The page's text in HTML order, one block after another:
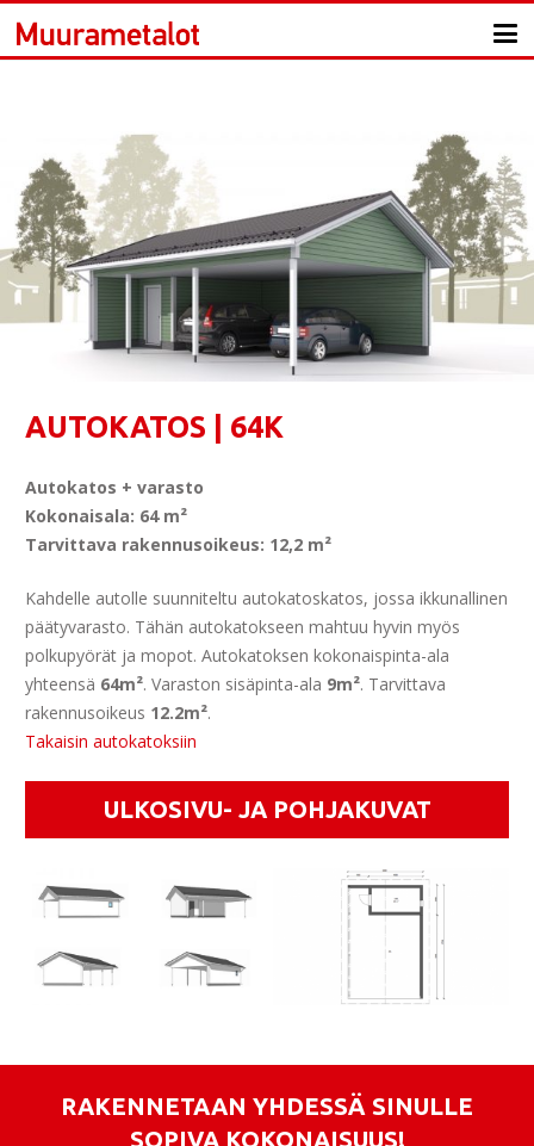
AUTOKATOS | 64K
Autokatos + varasto
Kokonaisala: 64 m²
Tarvittava rakennusoikeus: 12,2 m²
Kahdelle autolle suunniteltu autokatoskatos, jossa ikkunallinen
päätyvarasto. Tähän autokatokseen mahtuu hyvin myös
polkupyörät ja mopot. Autokatoksen kokonaispinta-ala
yhteensä 64m². Varaston sisäpinta-ala 9m². Tarvittava
rakennusoikeus 12.2m².
Takaisin autokatoksiin
ULKOSIVU- JA POHJAKUVAT
RAKENNETAAN YHDESSÄ SINULLE
SOPIVA KOKONAISUUS!